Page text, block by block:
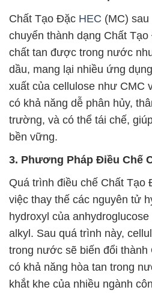
Chất Tạo Đặc HEC (MC)
chuyển thành dạng Chất
chất tan được trong nước
dầu, mang lại nhiều ứng
xuất của cellulose như CMC
có khả năng dễ phân hủy,
trường, và có thể tái chế,
bền vững.
3. Phương Pháp Điều Chế
Quá trình điều chế Chất Tạo
việc thay thế các nguyên tử
hydroxyl của
alkyl. Sau quá trình này,
trong nước sẽ biến đổi thành
có khả năng hòa tan trong
khắt khe của nhiều ngành